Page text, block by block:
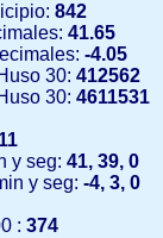
842
41.65
-4.05
30: 412562
30: 4611531
y seg: 41, 39, 0
y seg: -4, 3, 0
: 374